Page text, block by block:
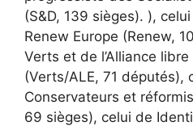
(S&D, 139 sièges). ),
Renew Europe (Renew,
Verts et de l’Alliance
(Verts/ALE, 71 députés),
Conservateurs et
69 sièges), celui de